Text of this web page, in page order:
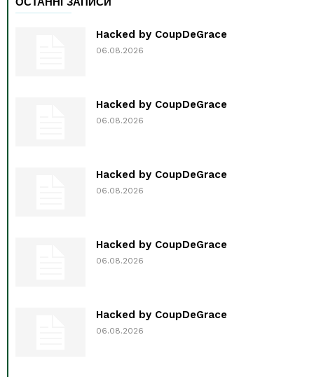
Hacked by CoupDeGrace
06.08.2026
Hacked by CoupDeGrace
06.08.2026
Hacked by CoupDeGrace
06.08.2026
Hacked by CoupDeGrace
06.08.2026
Hacked by CoupDeGrace
06.08.2026